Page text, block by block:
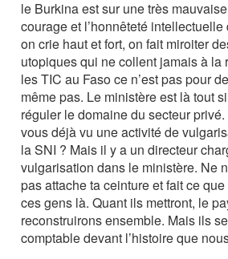
le Burkina est sur une très
courage et l’honnêteté
on crie haut et fort, on fait miroiter
utopiques qui ne collent jamais à la
les TIC au Faso ce n’est pas pour
même pas. Le ministère est là tout
réguler le domaine du secteur privé.
vous déjà vu une activité de
la SNI ? Mais il y a un directeur
vulgarisation dans le ministère. Ne
pas attache ta ceinture et fait ce
ces gens là. Quant ils mettront, le
reconstruirons ensemble. Mais ils
comptable devant l’histoire que